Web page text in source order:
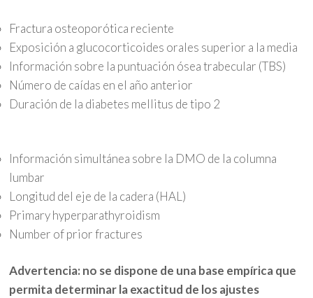
Fractura osteoporótica reciente
Exposición a glucocorticoides orales superior a la media
Información sobre la puntuación ósea trabecular (TBS)
Número de caídas en el año anterior
Duración de la diabetes mellitus de tipo 2
Información simultánea sobre la DMO de la columna
lumbar
Longitud del eje de la cadera (HAL)
Primary hyperparathyroidism
Number of prior fractures
Advertencia: no se dispone de una base empírica que
permita determinar la exactitud de los ajustes